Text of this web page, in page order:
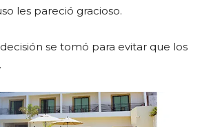
les pareció gracioso.
se tomó para evitar que los